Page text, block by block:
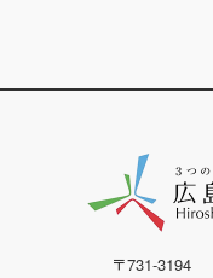
〒731-3194